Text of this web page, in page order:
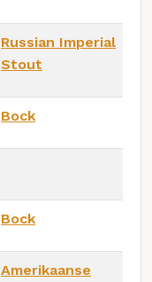
Russian Imperial
Stout
Bock
Bock
Amerikaanse